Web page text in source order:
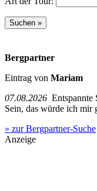
Bergpartner
Eintrag von Mariam
07.08.2026 Entspannte
Sein, das würde ich mir
» zur Bergpartner-Suche
Anzeige